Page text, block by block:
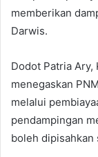
memberikan
Darwis.
Dodot Patria Ary,
menegaskan
melalui
pendampingan
boleh dipisahkan